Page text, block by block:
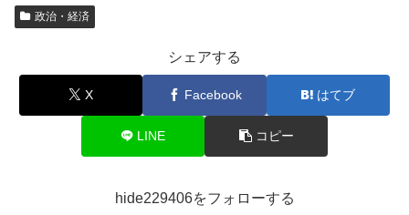
政治・経済
シェアする
X Facebook はてブ
LINE コピー
hide229406をフォローする